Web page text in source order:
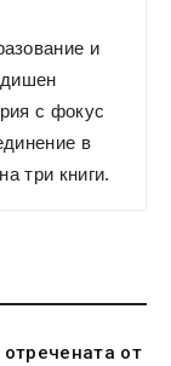
и
с фокус
в
три книги.
от